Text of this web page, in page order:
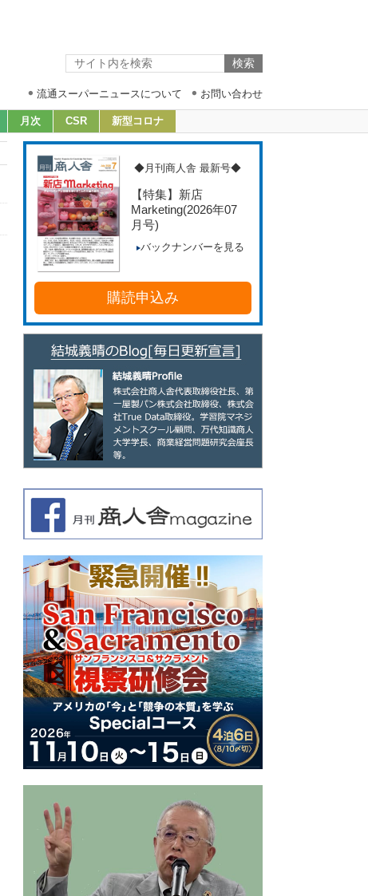
流通スーパーニュースについて お問い合わせ
月次 CSR 新型コロナ
◆月刊商人舎 最新号◆
【特集】新店
Marketing(2026年07
月号)
バックナンバーを見る
購読申込み